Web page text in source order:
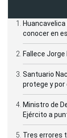
conocer en
Fallece
Santuario
protege y por
Ministro de
Ejército a
Tres errores